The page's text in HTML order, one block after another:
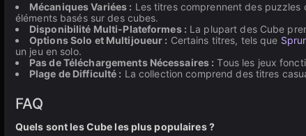
Mécaniques Variées : Les titres comprennent des
éléments basés sur des cubes.
Disponibilité Multi-Plateformes : La plupart des Cube
Options Solo et Multijoueur : Certains titres, tels que
un jeu en solo.
Pas de Téléchargements Nécessaires : Tous les jeux
Plage de Difficulté : La collection comprend des titres
FAQ
Quels sont les Cube les plus populaires ?